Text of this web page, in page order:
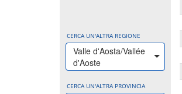
CERCA UN'ALTRA REGIONE
Valle d'Aosta/Vallée
d'Aoste
CERCA UN'ALTRA PROVINCIA